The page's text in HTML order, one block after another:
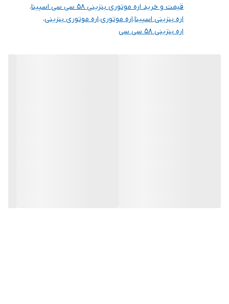
قیمت و خرید اره موتوری بنزینی 58 سی سی اسپینا
،
اره بنزینی اسپینا،اره موتوری،اره موتوری بنزینی،
اره بنزینی 58 سی سی